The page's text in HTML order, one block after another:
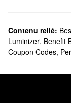
Contenu relié:
Luminizer, Benefit
Coupon Codes,